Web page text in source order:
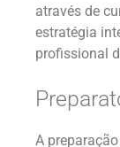
através de
estratégia
profissional
A